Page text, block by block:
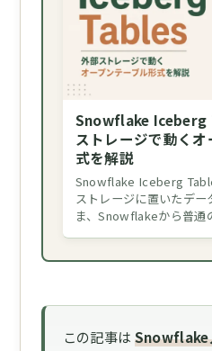
Snowflake Iceberg
ストレージで動く
式を解説
Snowflake Iceberg
ストレージに置いたデー
ま、Snowflakeから普
この記事は Snowflake